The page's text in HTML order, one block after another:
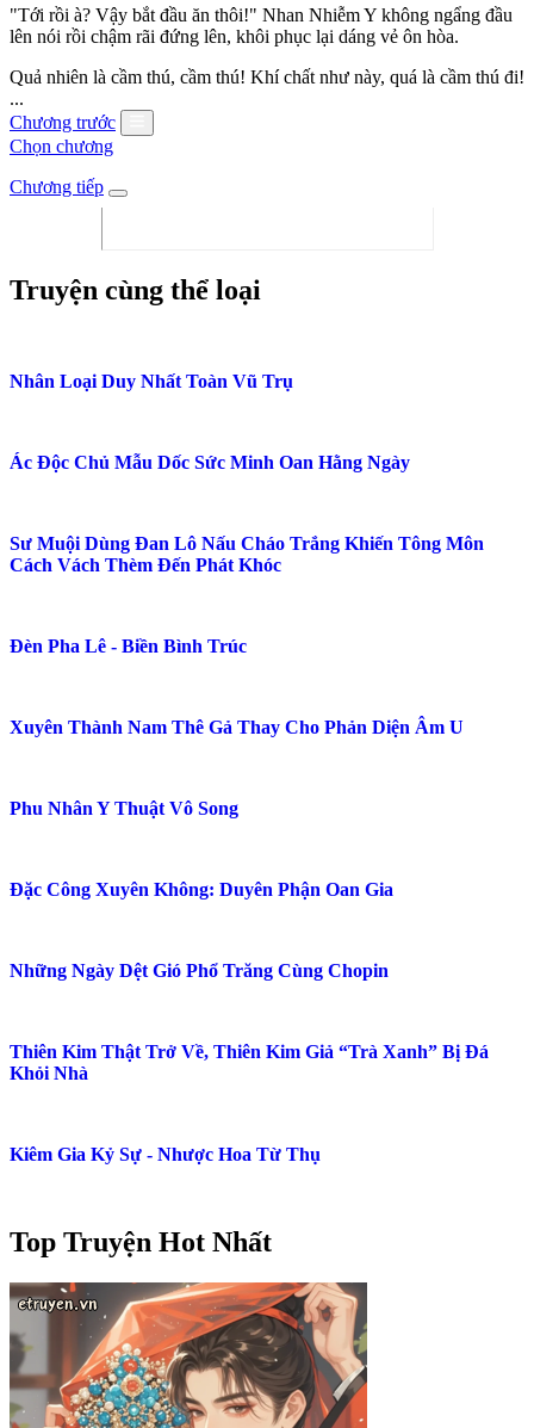
"Tới rồi à? Vậy bắt đầu ăn thôi!" Nhan Nhiễm Y không ngẩng đầu
lên nói rồi chậm rãi đứng lên, khôi phục lại dáng vẻ ôn hòa.
Quả nhiên là cầm thú, cầm thú! Khí chất như này, quá là cầm thú đi!
...
Chương trước
Chọn chương
Chương tiếp
Truyện cùng thể loại
Nhân Loại Duy Nhất Toàn Vũ Trụ
Ác Độc Chủ Mẫu Dốc Sức Minh Oan Hằng Ngày
Sư Muội Dùng Đan Lô Nấu Cháo Trắng Khiến Tông Môn
Cách Vách Thèm Đến Phát Khóc
Đèn Pha Lê - Biền Bình Trúc
Xuyên Thành Nam Thê Gả Thay Cho Phản Diện Âm U
Phu Nhân Y Thuật Vô Song
Đặc Công Xuyên Không: Duyên Phận Oan Gia
Những Ngày Dệt Gió Phổ Trăng Cùng Chopin
Thiên Kim Thật Trở Về, Thiên Kim Giả “Trà Xanh” Bị Đá
Khỏi Nhà
Kiêm Gia Kỷ Sự - Nhược Hoa Từ Thụ
Top Truyện Hot Nhất